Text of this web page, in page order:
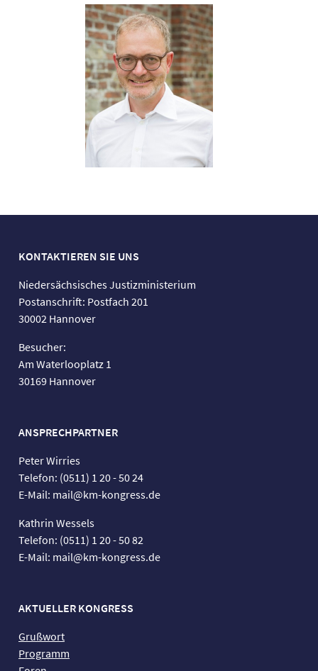
KONTAKTIEREN SIE UNS
Niedersächsisches Justizministerium
Postanschrift: Postfach 201
30002 Hannover
Besucher:
Am Waterlooplatz 1
30169 Hannover
ANSPRECHPARTNER
Peter Wirries
Telefon: (0511) 1 20 - 50 24
E-Mail: mail@km-kongress.de
Kathrin Wessels
Telefon: (0511) 1 20 - 50 82
E-Mail: mail@km-kongress.de
AKTUELLER KONGRESS
Grußwort
Programm